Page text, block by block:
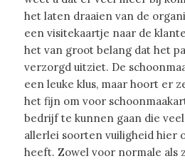
het laten draaien van de
een visitekaartje naar de
het van groot belang dat het
verzorgd uitziet. De
een leuke klus, maar hoort er
het fijn om voor
bedrijf te kunnen gaan die
allerlei soorten vuiligheid hier
heeft. Zowel voor normale als